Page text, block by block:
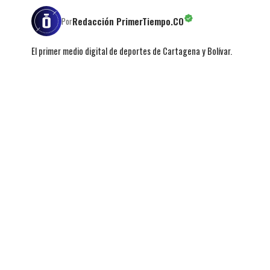
PorRedacción PrimerTiempo.CO
El primer medio digital de deportes de Cartagena y Bolívar.